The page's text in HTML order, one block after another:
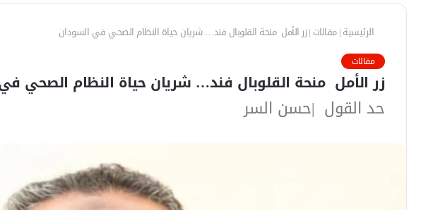
الرئيسية|مقالات |زر الأمل منحة القلوبال فند… شريان حياة النظام الصحي في السودان
مقالات
زر الأمل منحة القلوبال فند… شريان حياة النظام الصحي
حد القول |حسن السر